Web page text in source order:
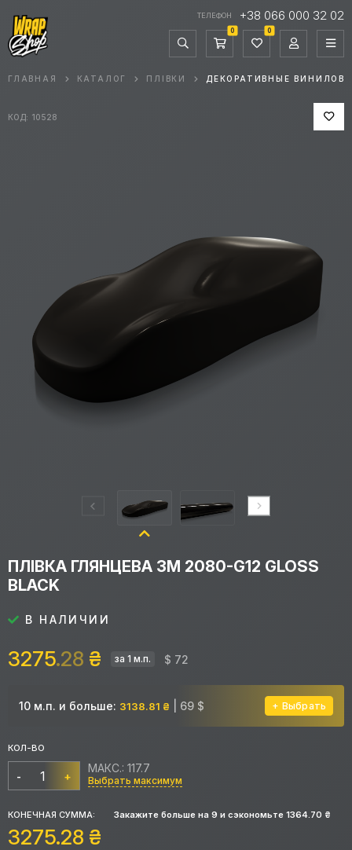
ТЕЛЕФОН +38 066 000 32 02
0 0
ГЛАВНАЯ КАТАЛОГ ПЛІВКИ ДЕКОРАТИВНЫЕ
ПЛІВКА ГЛЯНЦЕВА 3M 2080-G12 GLOSS
BLACK
В НАЛИЧИИ
3275.28 ₴ за 1 м.п. $ 72
10 м.п. и больше: 3138.81 ₴ | 69 $ Выбрать
КОЛ-ВО
- +
МАКС.: 117.7
Выбрать максимум
КОНЕЧНАЯ СУММА: Закажите больше на 9 и сэкономьте 1364.70 ₴
3275.28 ₴
КОД: 10528